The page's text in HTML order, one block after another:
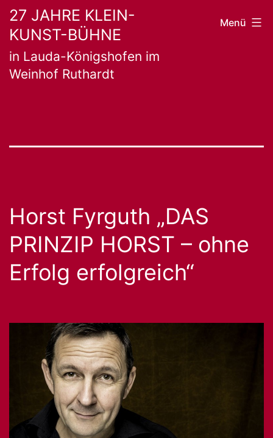
Zum
Inhalt
springen
27 JAHRE KLEIN-
KUNST-BÜHNE
in Lauda-Königshofen im
Weinhof Ruthardt
Menü
Horst Fyrguth „DAS
PRINZIP HORST – ohne
Erfolg erfolgreich“